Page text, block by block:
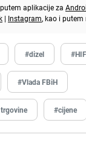
aplikacije za
| Instagram, kao i putem
#dizel
#Vlada FBiH
#cijene